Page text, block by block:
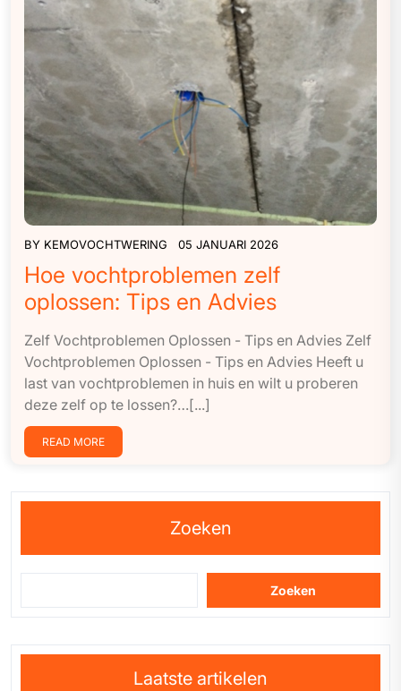
BY KEMOVOCHTWERING 05 JANUARI 2026
Hoe vochtproblemen zelf
oplossen: Tips en Advies
Zelf Vochtproblemen Oplossen - Tips en Advies Zelf
Vochtproblemen Oplossen - Tips en Advies Heeft u
last van vochtproblemen in huis en wilt u proberen
deze zelf op te lossen?…[...]
READ MORE
Zoeken
Zoeken
Laatste artikelen